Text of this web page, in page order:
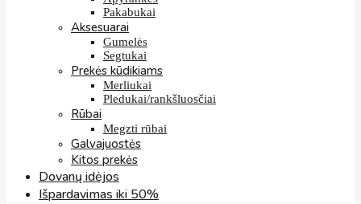
Pakabukai
Aksesuarai
Gumelės
Segtukai
Prekės kūdikiams
Merliukai
Pledukai/rankšluosčiai
Rūbai
Megzti rūbai
Galvajuostės
Kitos prekės
Dovanų idėjos
Išpardavimas iki 50%